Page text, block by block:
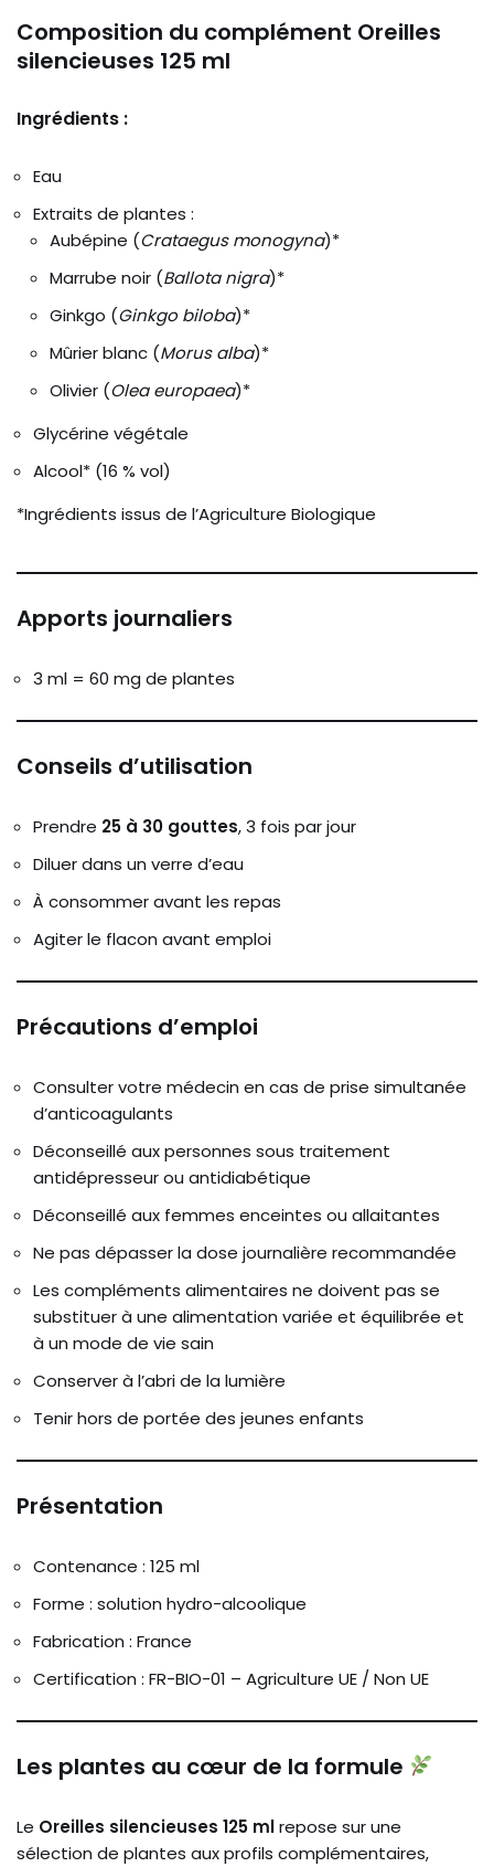
Composition du complément Oreilles
silencieuses 125 ml
Ingrédients :
Eau
Extraits de plantes :
Aubépine (Crataegus monogyna)*
Marrube noir (Ballota nigra)*
Ginkgo (Ginkgo biloba)*
Mûrier blanc (Morus alba)*
Olivier (Olea europaea)*
Glycérine végétale
Alcool* (16 % vol)
*Ingrédients issus de l’Agriculture Biologique
Apports journaliers
3 ml = 60 mg de plantes
Conseils d’utilisation
Prendre 25 à 30 gouttes, 3 fois par jour
Diluer dans un verre d’eau
À consommer avant les repas
Agiter le flacon avant emploi
Précautions d’emploi
Consulter votre médecin en cas de prise simultanée
d’anticoagulants
Déconseillé aux personnes sous traitement
antidépresseur ou antidiabétique
Déconseillé aux femmes enceintes ou allaitantes
Ne pas dépasser la dose journalière recommandée
Les compléments alimentaires ne doivent pas se
substituer à une alimentation variée et équilibrée et
à un mode de vie sain
Conserver à l’abri de la lumière
Tenir hors de portée des jeunes enfants
Présentation
Contenance : 125 ml
Forme : solution hydro-alcoolique
Fabrication : France
Certification : FR-BIO-01 – Agriculture UE / Non UE
Les plantes au cœur de la formule
Le Oreilles silencieuses 125 mlrepose sur une
sélection de plantes aux profils complémentaires,